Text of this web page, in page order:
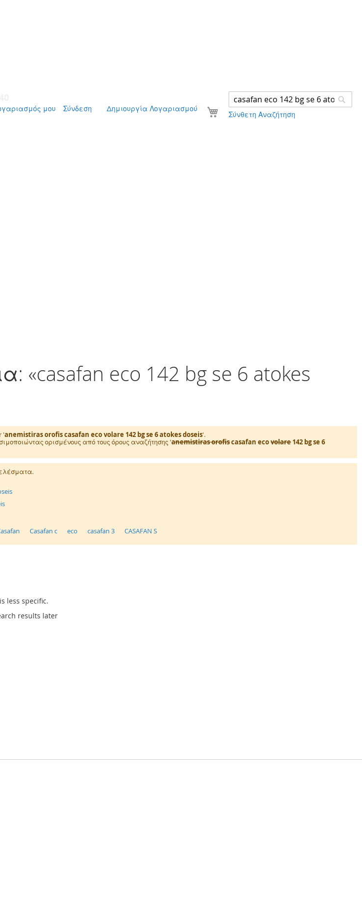
Σύνθετη Αναζήτηση
Το καλάθι σας
μου Σύνδεση Δημιουργία Λογαριασμού
eco 142 bg se 6 atokes
'anemistiras orofis casafan eco volare 142 bg se 6 atokes doseis'.
ορισμένους από τους όρους αναζήτησης 'anemistiras orofiscasafan ecovolare142 bg se 6
Casafan c eco casafan 3 CASAFAN S
less specific.
results later